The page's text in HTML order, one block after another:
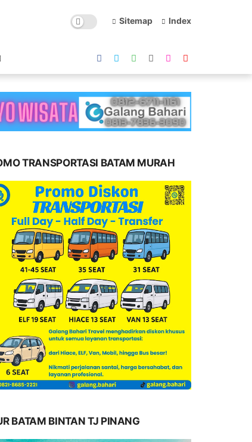
Sitemap Index
TRANSPORTASI BATAM MURAH
BATAM BINTAN TJ PINANG